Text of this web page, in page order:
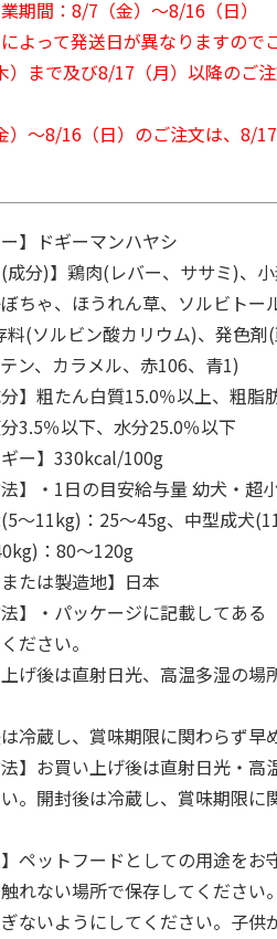
医師開発 ニオイ
とる砂専用 猫ト
レ ナチュラルグ
円
料別・税込)
デオトイレ 飛び散
らない消臭・抗菌サ
ンド 4L
1,320円
(送料別・税込)
期間：8/7（金）～8/16（日）
よって発送日が異なりますので
）まで及び8/17（月）以降のご
）～8/16（日）のご注文は、8/
ー】ドギーマンハヤシ
(成分)】鶏肉(レバー、ササミ)、
ちゃ、ほうれん草、ソルビトー
料(ソルビン酸カリウム)、発色
ン、カラメル、赤106、青1)
分】粗たん白質15.0％以上、粗
3.5％以下、水分25.0％以下
ギー】330kcal/100g
法】・1日の目安給与量 幼犬・超
～11kg)：25～45g、中型成犬
：80～120g
または製造地】日本
法】・パッケージに記載してあ
ださい。
上げ後は直射日光、高温多湿の場
冷蔵し、賞味期限に関わらず早
法】お買い上げ後は直射日光・
。開封後は冷蔵し、賞味期限に
】ペットフードとしての用途をお
れない場所で保存してください
ないようにしてください。子供